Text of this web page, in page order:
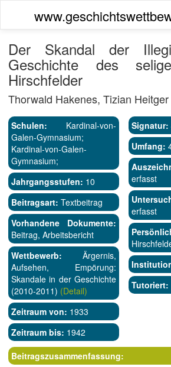
Der Skandal der
Geschichte des
Hirschfelder
Thorwald Hakenes, Tizian Heitger
Schulen: Kardinal-von-
Galen-Gymnasium;
Kardinal-von-Galen-
Gymnasium;
Jahrgangsstufen: 10
Beitragsart: Textbeitrag
Vorhandene Dokumente:
Beitrag, Arbeitsbericht
Wettbewerb: Ärgernis,
Aufsehen, Empörung:
Skandale in der Geschichte
(2010-2011) (Detail)
Zeitraum von: 1933
Zeitraum bis: 1942
Signatur:
Umfang:
erfasst
erfasst
Tutoriert:
Beitragszusammenfassung: